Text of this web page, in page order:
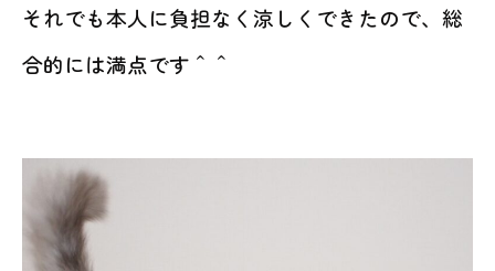
それでも本人に負担なく涼しくできたので、総
合的には満点です＾＾